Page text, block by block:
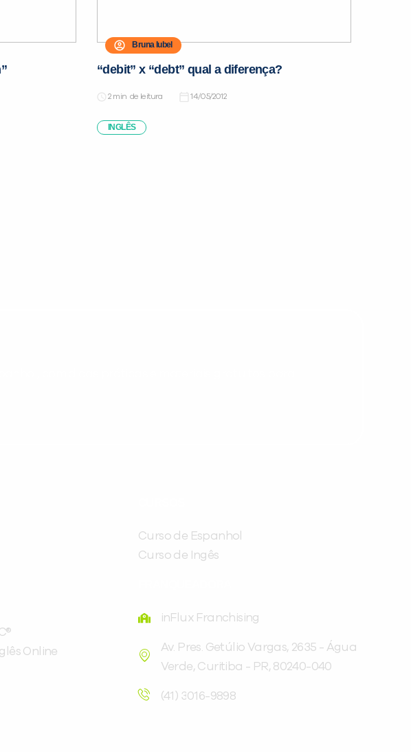
Bruna Iubel
“debit” x “debt” qual a diferença?
de leitura 14/05/2012
INGLÊS
Online
Curso de Espanhol
Curso de Ingês
inFlux Franchising
Av. Pres. Getúlio Vargas, 2635 - Água
Verde, Curitiba - PR, 80240-040
(41) 3016-9898
Você é aluno inFlux?
Sim